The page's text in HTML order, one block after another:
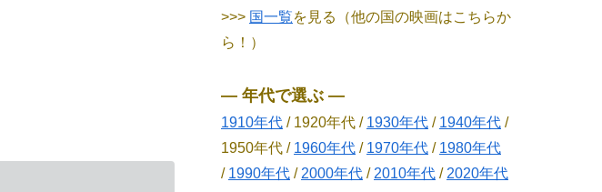
>>> 国一覧を見る（他の国の映画はこちらか
ら！）
― 年代で選ぶ ―
1910年代 / 1920年代 / 1930年代 / 1940年代 /
1950年代 / 1960年代 / 1970年代 / 1980年代
/ 1990年代 / 2000年代 / 2010年代 / 2020年代